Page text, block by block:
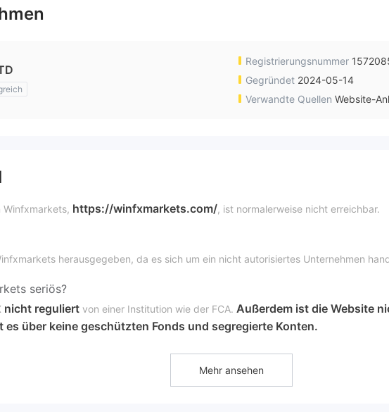
Registrierungsnummer
Gegründet 2024-05-14
Verwandte Quellen Website-
Winfxmarkets, https://winfxmarkets.com/, ist normalerweise nicht erreichbar.
herausgegeben, da es sich um ein nicht autorisiertes Unternehmen
seriös?
nicht reguliert von einer Institution wie der FCA. Außerdem ist die Website
über keine geschützten Fonds und segregierte Konten.
Devisenpaaren, Kryptowährungen, Aktien, Energien und Indizes handeln.
Mehr ansehen